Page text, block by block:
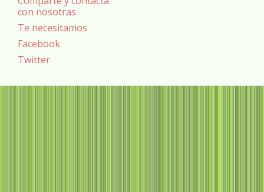
con nosotras
Te necesitamos
Facebook
Twitter